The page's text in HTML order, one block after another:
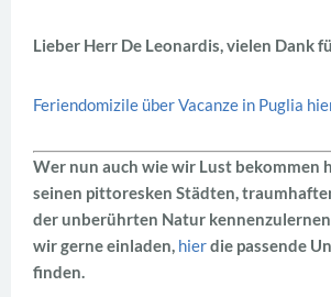
Lieber Herr De Leonardis, vielen Dank
Feriendomizile über Vacanze in Puglia
Wer nun auch wie wir Lust bekommen
seinen pittoresken Städten,
der unberührten Natur
wir gerne einladen, hierdie passende
finden.